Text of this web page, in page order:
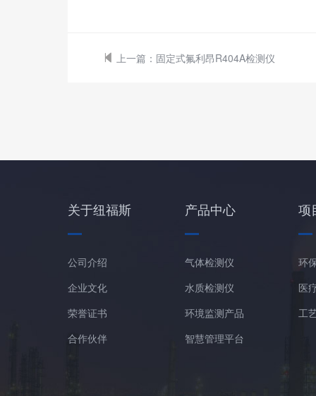
上一篇： 固定式氟利昂R404A检测仪
关于纽福斯
公司介绍
企业文化
荣誉证书
合作伙伴
产品中心
气体检测仪
水质检测仪
环境监测产品
智慧管理平台
项
环
医
工